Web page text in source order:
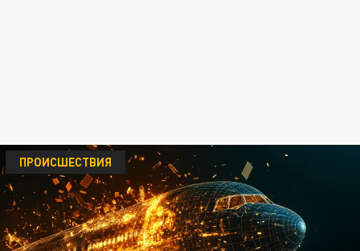
ПРОИСШЕСТВИЯ